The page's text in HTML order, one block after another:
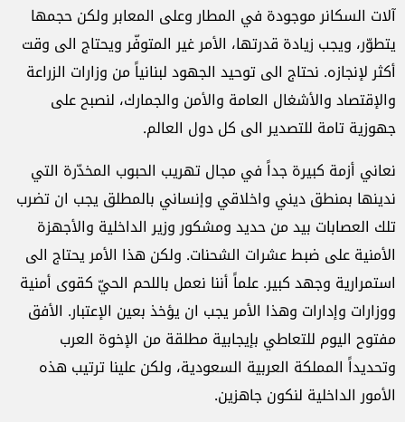
آلات السكانر موجودة في المطار وعلى المعابر ولكن حجمها
يتطوّر، ويجب زيادة قدرتها، الأمر غير المتوفّر ويحتاج الى وقت
أكثر لإنجازه. نحتاج الى توحيد الجهود لبنانياً من وزارات الزراعة
والإقتصاد والأشغال العامة والأمن والجمارك، لنصبح على
جهوزية تامة للتصدير الى كل دول العالم.
نعاني أزمة كبيرة جداً في مجال تهريب الحبوب المخدّرة التي
ندينها بمنطق ديني واخلاقي وإنساني بالمطلق يجب ان تضرب
تلك العصابات بيد من حديد ومشكور وزير الداخلية والأجهزة
الأمنية على ضبط عشرات الشحنات. ولكن هذا الأمر يحتاج الى
استمرارية وجهد كبير. علماً أننا نعمل باللحم الحيّ كقوى أمنية
ووزارات وإدارات وهذا الأمر يجب ان يؤخذ بعين الإعتبار. الأفق
مفتوح اليوم للتعاطي بإيجابية مطلقة من الإخوة العرب
وتحديداً المملكة العربية السعودية، ولكن علينا ترتيب هذه
الأمور الداخلية لنكون جاهزين.